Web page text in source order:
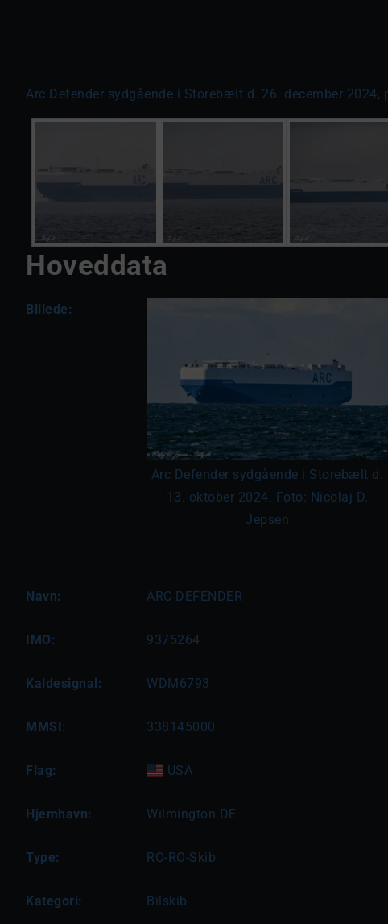
Arc Defender sydgående i Storebælt d. 26. december
Hoveddata
Billede:
Arc Defender sydgående i Storebælt d.
13. oktober 2024. Foto: Nicolaj D.
Jepsen
Navn: ARC DEFENDER
IMO: 9375264
Kaldesignal: WDM6793
MMSI: 338145000
Flag: USA
Hjemhavn: Wilmington DE
Type: RO-RO-Skib
Kategori: Bilskib